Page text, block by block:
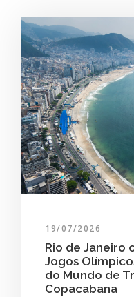
19/07/2026
Rio de Janeiro
Jogos
do Mundo de
Copacabana